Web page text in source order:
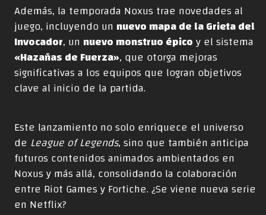
Además, la temporada Noxus trae novedades al
juego, incluyendo un nuevo mapa de la Grieta del
Invocador, un nuevo monstruo épicoy el sistema
«Hazañas de Fuerza», que otorga mejoras
significativas a los equipos que logran objetivos
clave al inicio de la partida.
Este lanzamiento no solo enriquece el universo
de League of Legends, sino que también anticipa
futuros contenidos animados ambientados en
Noxus y más allá, consolidando la colaboración
entre Riot Games y Fortiche. ¿Se viene nueva serie
en Netflix?